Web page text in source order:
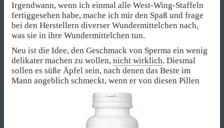
Irgendwann, wenn ich einmal alle West-Wing-Staffeln
fertiggesehen habe, mache ich mir den Spaß und frage
bei den Herstellern diverser Wundermittelchen nach,
was sie in ihre Wundermittelchen tun.
Neu ist die Idee, den Geschmack von Sperma ein wenig
delikater machen zu wollen, nicht wirklich. Diesmal
sollen es süße Äpfel sein, nach denen das Beste im
Mann angeblich schmeckt, wenn er von diesen Pillen